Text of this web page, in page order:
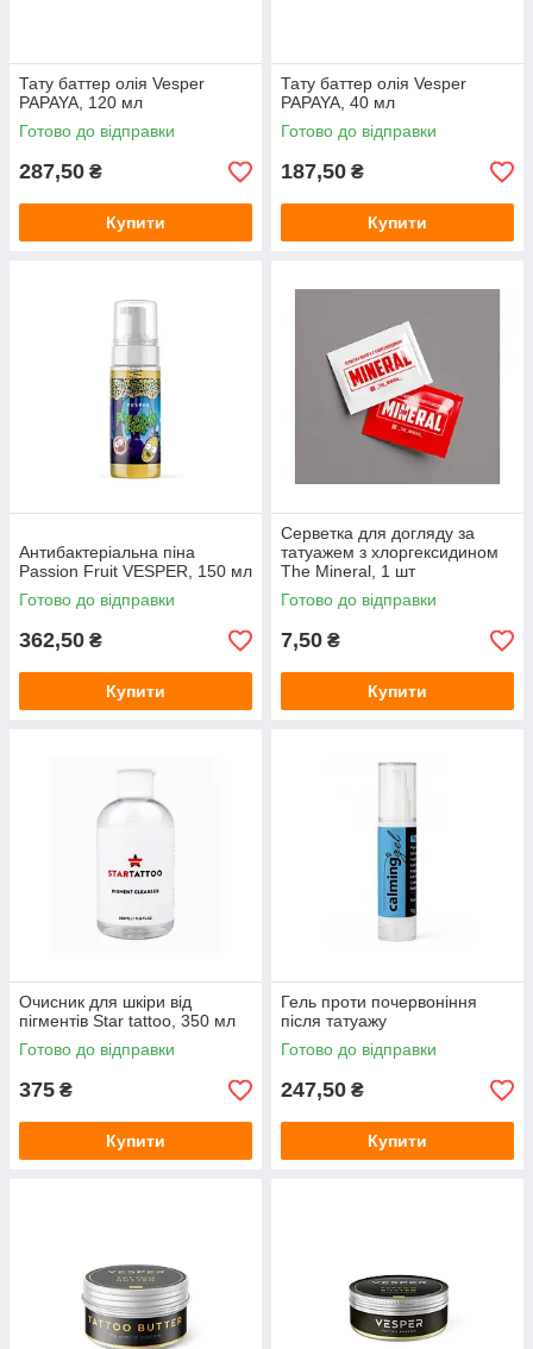
Тату баттер олія Vesper
PAPAYA, 120 мл
Готово до відправки
287,50 ₴
Купити
Тату баттер олія Vesper
PAPAYA, 40 мл
Готово до відправки
187,50 ₴
Купити
Антибактеріальна піна
Passion Fruit VESPER, 150 мл
Готово до відправки
362,50 ₴
Купити
Серветка для догляду за
татуажем з хлоргексидином
The Mineral, 1 шт
Готово до відправки
7,50 ₴
Купити
Очисник для шкіри від
пігментів Star tattoo, 350 мл
Готово до відправки
375 ₴
Купити
Гель проти почервоніння
після татуажу
Готово до відправки
247,50 ₴
Купити